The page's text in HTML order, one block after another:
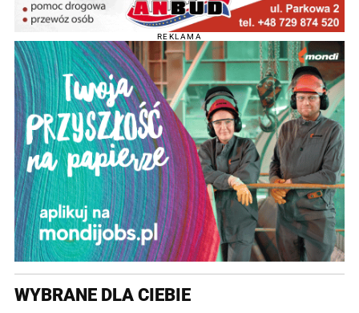
REKLAMA
WYBRANE DLA CIEBIE